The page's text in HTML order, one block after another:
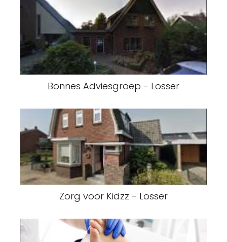
Bonnes Adviesgroep - Losser
Zorg voor Kidzz - Losser